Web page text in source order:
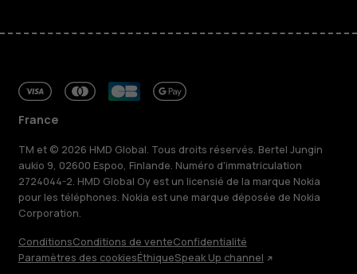
France
TM et © 2026 HMD Global. Tous droits réservés. Bertel Jungin
aukio 9, 02600 Espoo, Finlande. Numéro d'immatriculation
2724044-2. HMD Global Oy est un licensié de la marque Nokia
pour les téléphones. Nokia est une marque déposée de Nokia
Corporation.
ConditionsConditions de venteConfidentialité
Paramètres des cookiesÉthiqueSpeak Up channel